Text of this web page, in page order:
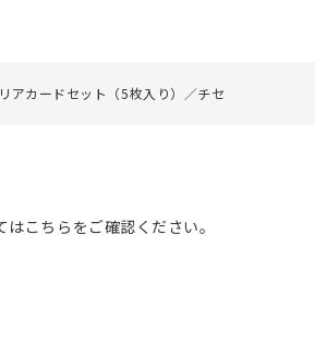
カードセット（5枚入り）／チセ
こちらをご確認ください。